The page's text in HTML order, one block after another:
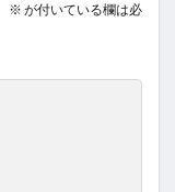
※ が付いている欄は必